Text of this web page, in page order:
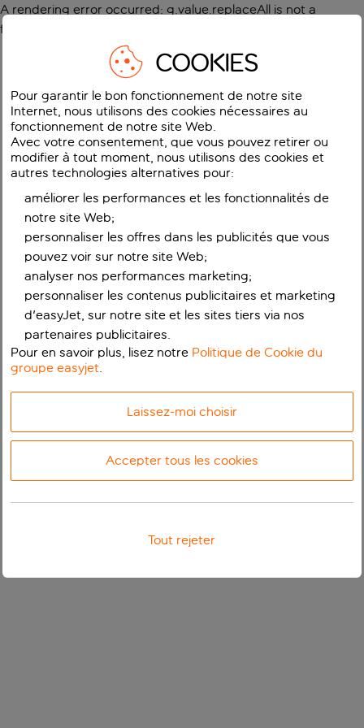
A rendering error occurred: g.value.replaceAll is not a
function
COOKIES
Pour garantir le bon fonctionnement de notre site
Internet, nous utilisons des cookies nécessaires au
fonctionnement de notre site Web.
Avec votre consentement, que vous pouvez retirer ou
modifier à tout moment, nous utilisons des cookies et
autres technologies alternatives pour:
améliorer les performances et les fonctionnalités de
notre site Web;
personnaliser les offres dans les publicités que vous
pouvez voir sur notre site Web;
analyser nos performances marketing;
personnaliser les contenus publicitaires et marketing
d'easyJet, sur notre site et les sites tiers via nos
partenaires publicitaires.
Pour en savoir plus, lisez notre Politique de Cookie du
groupe easyjet.
Laissez-moi choisir
Accepter tous les cookies
Tout rejeter